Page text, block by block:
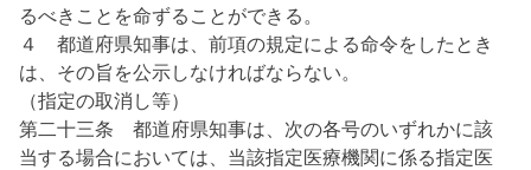
るべきことを命ずることができる。
４ 都道府県知事は、前項の規定による命令をしたとき
は、その旨を公示しなければならない。
（指定の取消し等）
第二十三条 都道府県知事は、次の各号のいずれかに該
当する場合においては、当該指定医療機関に係る指定医